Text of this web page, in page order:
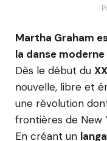
Martha Graham
la danse
Dès le début du
nouvelle, libre et
une révolution
frontières de New
En créant un